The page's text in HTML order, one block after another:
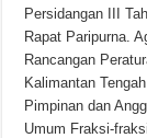
Persidangan III
Rapat Paripurna.
Rancangan
Kalimantan
Pimpinan dan
Umum Fraksi-